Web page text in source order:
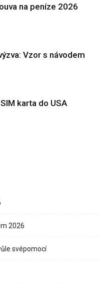
na peníze 2026
Vzor s návodem
karta do USA
2026
svépomocí